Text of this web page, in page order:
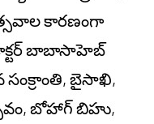
కారణంగా
బాబాసాహెబ్
బైసాఖి,
బోహాగ్ బిహు,